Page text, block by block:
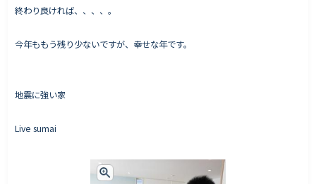
スタッフ紹介
終わり良ければ、、、、。
今年ももう残り少ないですが、幸せな年です。
地震に強い家
Live sumai